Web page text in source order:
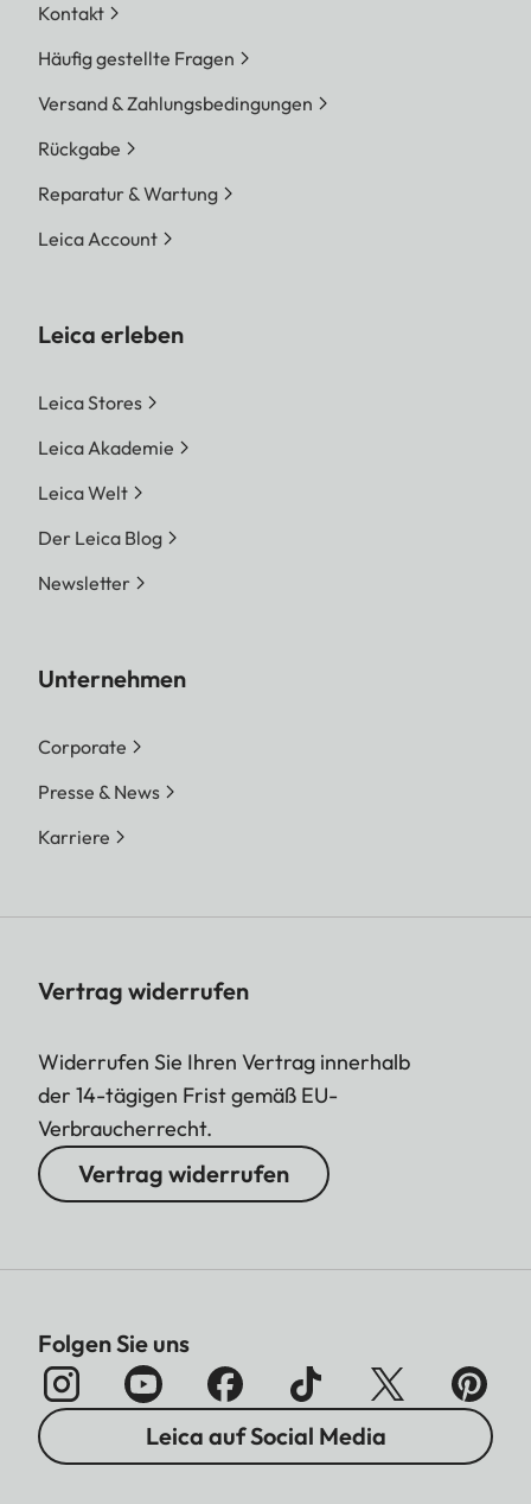
Kontakt
Häufig gestellte Fragen
Versand & Zahlungsbedingungen
Rückgabe
Reparatur & Wartung
Leica Account
Leica erleben
Leica Stores
Leica Akademie
Leica Welt
Der Leica Blog
Newsletter
Unternehmen
Corporate
Presse & News
Karriere
Vertrag widerrufen
Widerrufen Sie Ihren Vertrag innerhalb
der 14-tägigen Frist gemäß EU-
Verbraucherrecht.
Vertrag widerrufen
Folgen Sie uns
Leica auf Social Media